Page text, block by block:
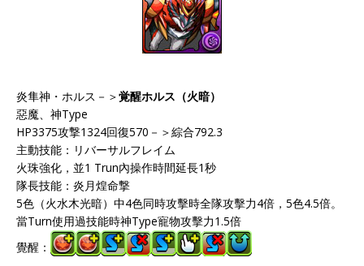
炎隼神・ホルス－＞覚醒ホルス（火暗）
惡魔、神Type
HP3375攻撃1324回復570－＞綜合792.3
主動技能：リバーサルフレイム
火珠強化，並1 Trun內操作時間延長1秒
隊長技能：炎月煌命撃
5色（火水木光暗）中4色同時攻擊時全隊攻擊力4倍，5色4.5倍。
當Turn使用過技能時神Type寵物攻擊力1.5倍
覺醒：